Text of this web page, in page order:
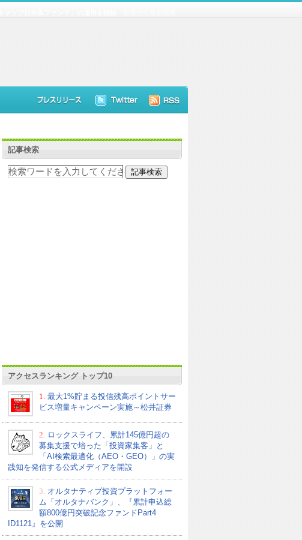
記事検索
アクセスランキング トップ10
1.
最大1%貯まる投信残高ポイントサー
ビス増量キャンペーン実施～松井証券
2.
ロックスライフ、累計145億円超の
募集支援で培った「投資家集客」と
「AI検索最適化（AEO・GEO）」の実
践知を発信する公式メディアを開設
3. オルタナティブ投資プラットフォー
ム「オルタナバンク」、『累計申込総
額800億円突破記念ファンドPart4
ID1121』を公開